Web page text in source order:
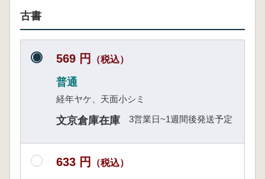
古書
569 円 （税込）
普通
経年ヤケ、天面小シミ
文京倉庫在庫 3営業日~1週間後発送予定
633 円 （税込）